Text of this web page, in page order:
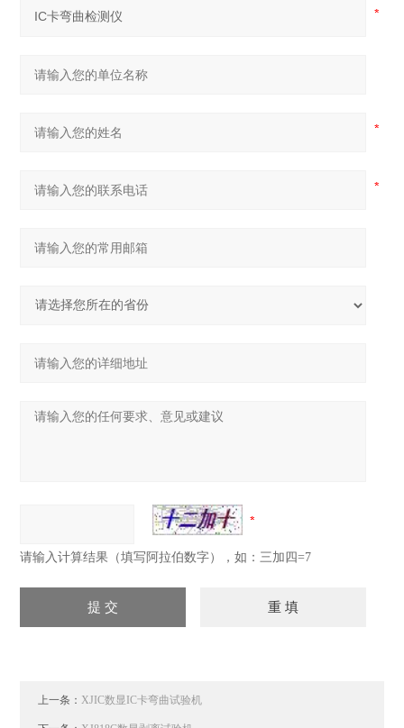
请输入计算结果（填写阿拉伯数字），如：三加四=7
上一条：XJIC数显IC卡弯曲试验机